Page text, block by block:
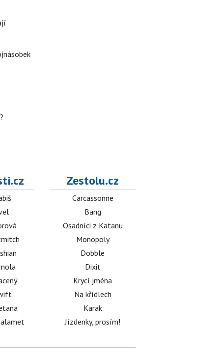
Zestolu.cz
Carcassonne
Bang
Osadníci z Katanu
Monopoly
Dobble
Dixit
Krycí jména
Na křídlech
Karak
Jízdenky, prosím!